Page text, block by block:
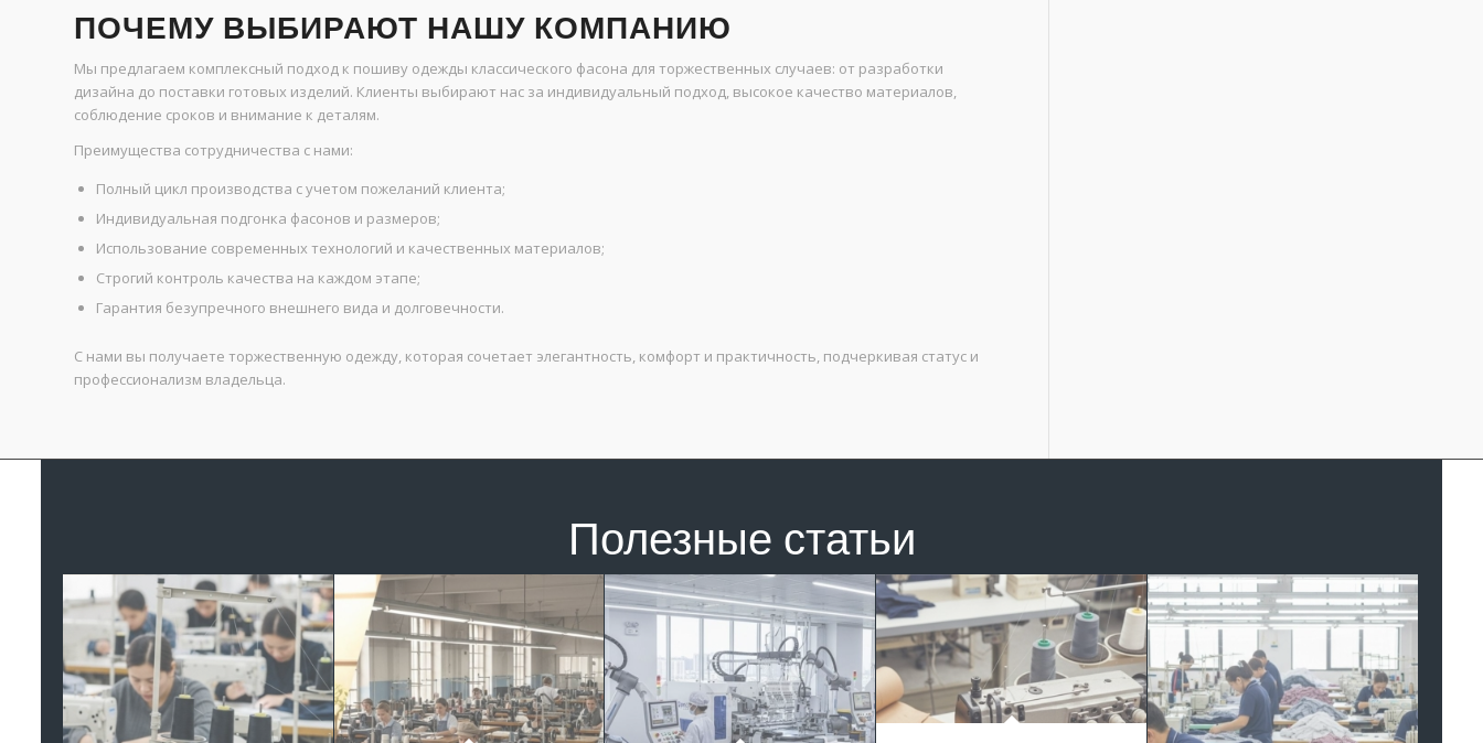
ПОЧЕМУ ВЫБИРАЮТ НАШУ КОМПАНИЮ
Мы предлагаем комплексный подход к пошиву одежды классического фасона для торжественных случаев: от разработки
дизайна до поставки готовых изделий. Клиенты выбирают нас за индивидуальный подход, высокое качество материалов,
соблюдение сроков и внимание к деталям.
Преимущества сотрудничества с нами:
Полный цикл производства с учетом пожеланий клиента;
Индивидуальная подгонка фасонов и размеров;
Использование современных технологий и качественных материалов;
Строгий контроль качества на каждом этапе;
Гарантия безупречного внешнего вида и долговечности.
С нами вы получаете торжественную одежду, которая сочетает элегантность, комфорт и практичность, подчеркивая статус и
профессионализм владельца.
Полезные статьи